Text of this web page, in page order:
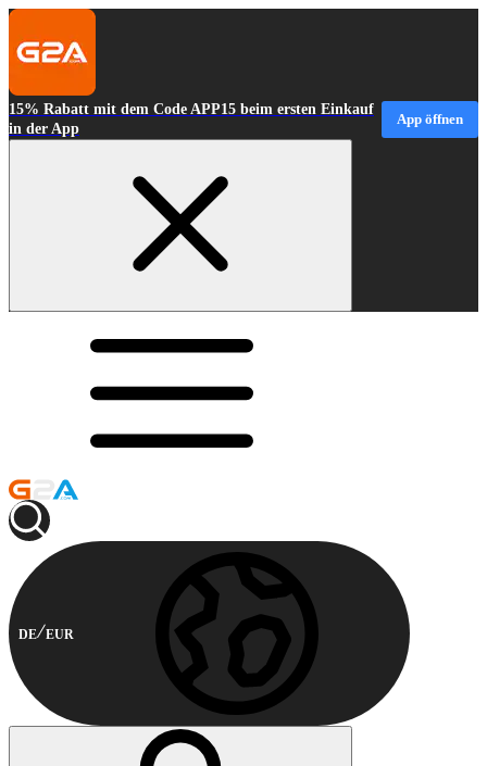
15% Rabatt mit dem Code APP15 beim ersten Einkauf
in der App
App öffnen
DE EUR